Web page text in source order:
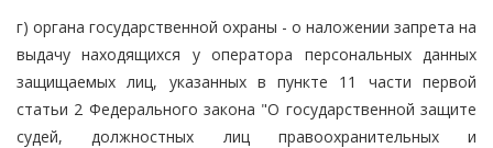
г) органа государственной охраны - о наложении запрета на
выдачу находящихся у оператора персональных данных
защищаемых лиц, указанных в пункте 11 части первой
статьи 2 Федерального закона "О государственной защите
судей, должностных лиц правоохранительных и